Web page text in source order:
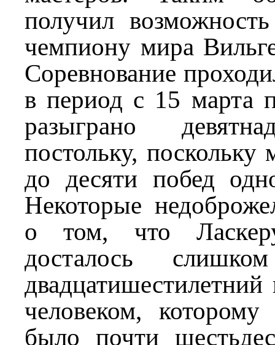
получил
чемпиону мира
Соревнование
в период с 15 марта
разыграно
постольку, поскольку
до десяти побед
Некоторые
о том, что
досталось
человеком,
было почти